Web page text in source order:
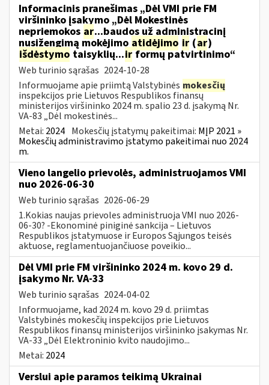
Informacinis pranešimas „Dėl VMI prie FM
viršininko įsakymo „Dėl Mokestinės
nepriemokos ar...baudos už administracinį
nusižengimą mokėjimo atidėjimo ir (ar)
išdėstymo taisyklių...irformų patvirtinimo“
Web turinio sąrašas 2024-10-28
Informuojame apie priimtą Valstybinės mokesčių
inspekcijos prie Lietuvos Respublikos finansų
ministerijos viršininko 2024 m. spalio 23 d. įsakymą Nr.
VA-83 „Dėl mokestinės...
Metai: 2024 Mokesčių įstatymų pakeitimai: MĮP 2021 »
Mokesčių administravimo įstatymo pakeitimai nuo 2024
m.
Vieno langelio prievolės, administruojamos VMI
nuo 2026-06-30
Web turinio sąrašas 2026-06-29
1.Kokias naujas prievoles administruoja VMI nuo 2026-
06-30? -Ekonominė piniginė sankcija – Lietuvos
Respublikos įstatymuose ir Europos Sąjungos teisės
aktuose, reglamentuojančiuose poveikio...
Dėl VMI prie FM viršininko 2024 m. kovo 29 d.
įsakymo Nr. VA-33
Web turinio sąrašas 2024-04-02
Informuojame, kad 2024 m. kovo 29 d. priimtas
Valstybinės mokesčių inspekcijos prie Lietuvos
Respublikos finansų ministerijos viršininko įsakymas Nr.
VA-33 „Dėl Elektroninio kvito naudojimo...
Metai: 2024
Verslui apie paramos teikimą Ukrainai